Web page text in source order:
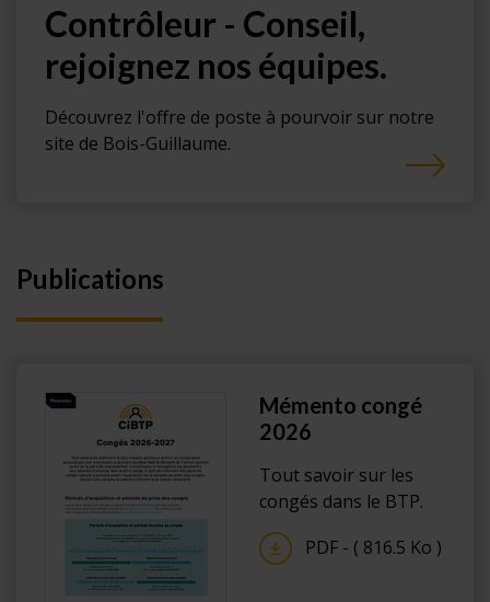
Contrôleur - Conseil,
rejoignez nos équipes.
Découvrez l'offre de poste à pourvoir sur notre
site de Bois-Guillaume.
Publications
Mémento congé
2026
Tout savoir sur les
congés dans le BTP.
PDF - ( 816.5 Ko )